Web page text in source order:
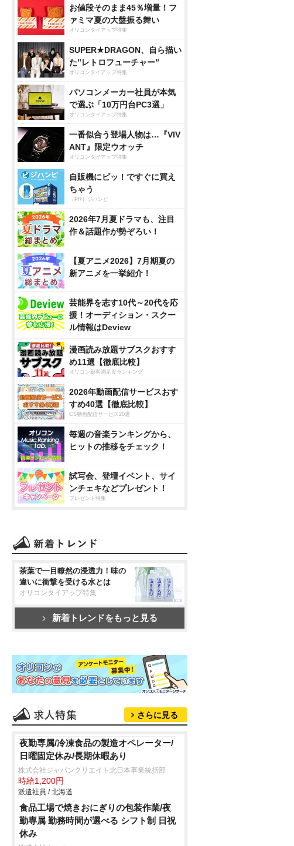
お値段そのまま45％増量！フ
ァミマ夏の大盤振る舞い
オリコンタイアップ特集
SUPER★DRAGON、自ら描い
た”レトロフューチャー”
オリコンタイアップ特集
パソコンメーカー社員が本気
で選ぶ「10万円台PC3選」
オリコンタイアップ特集
一番似合う登場人物は…『VIV
ANT』限定ウオッチ
オリコンタイアップ特集
自販機にピッ！ですぐに買え
ちゃう
（PR）ジハンピ
2026年7月夏ドラマも、注目
作＆話題作が勢ぞろい！
【夏アニメ2026】7月期夏の
新アニメを一挙紹介！
芸能界を志す10代～20代を応
援！オーディション・スクー
ル情報はDeview
漫画読み放題サブスクおすす
め11選【徹底比較】
オリコン顧客満足度ランキング
2026年動画配信サービスおす
すめ40選【徹底比較】
CS動画配信サービス20選
毎週の音楽ランキングから、
ヒットの推移をチェック！
試写会、登壇イベント、サイ
ンチェキなどプレゼント！
プレゼント特集
茶葉で一目瞭然の浸透力！味の
違いに衝撃を受ける水とは
オリコンタイアップ特集
新着トレンドをもっと見る
さらに見る
夜勤専属/冷凍食品の製造オペレーター/
日曜固定休み/長期休暇あり
株式会社ジャパンクリエイト北日本事業統括部
時給1,200円
派遣社員 / 北海道
食品工場で焼きおにぎりの包装作業/夜
勤専属 勤務時間が選べる シフト制 日祝
休み